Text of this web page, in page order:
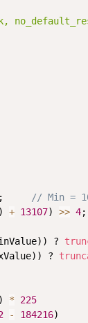
;
// Min =
+ 13107) >> 4;
?
?
*
225
- 184216)